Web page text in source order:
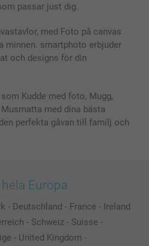
passar just dig.
med Foto på canvas
minnen. smartphoto erbjuder
och designs för din
Kudde med foto, Mugg,
med dina bästa
perfekta gåvan till familj och
Europa
- Deutschland - France - Ireland
- Schweiz - Suisse -
- United Kingdom -